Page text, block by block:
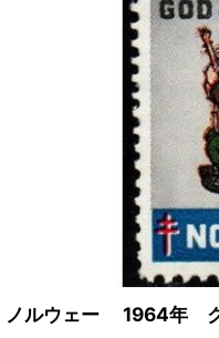
ノルウェー 1964年